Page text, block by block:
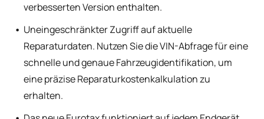
verbesserten Version enthalten.
Uneingeschränkter Zugriff auf aktuelle
Reparaturdaten. Nutzen Sie die VIN-Abfrage für eine
schnelle und genaue Fahrzeugidentifikation, um
eine präzise Reparaturkostenkalkulation zu
erhalten.